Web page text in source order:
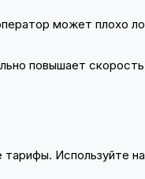
может плохо
повышает
Используйте